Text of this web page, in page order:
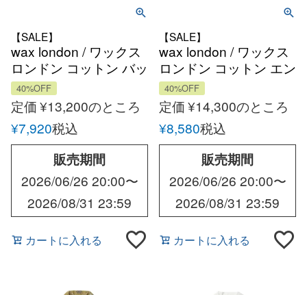
【SALE】
wax london / ワックス
ロンドン コットン バッ
40%OFF
定価¥13,200のところ
¥7,920税込
販売期間
2026/06/26 20:00〜
2026/08/31 23:59
カートに入れる
【SALE】
wax london / ワックス
ロンドン コットン エン
ブロイダリー オーバー
サイズ Tシャツ
40%OFF
定価¥14,300のところ
¥8,580税込
販売期間
2026/06/26 20:00〜
2026/08/31 23:59
カートに入れる